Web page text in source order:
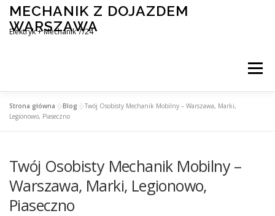
Skip
content
MECHANIK Z DOJAZDEM
WARSZAWA
Elektryk + Mechanik 7/24
Menu
MOBILNY MECHANIK WARSZAWA
ELEKTRYK SAMOCHODOWY BLOG KONTAKT
Strona główna »Blog »Twój Osobisty Mechanik Mobilny – Warszawa, Marki,
Legionowo, Piaseczno
Twój Osobisty Mechanik Mobilny –
Warszawa, Marki, Legionowo,
Piaseczno